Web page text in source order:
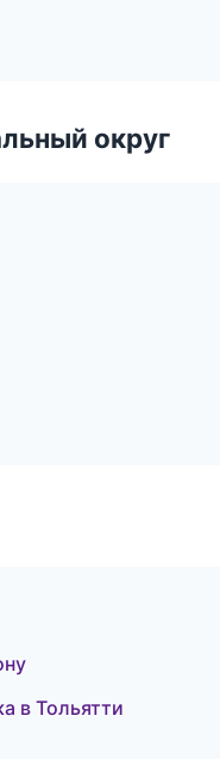
округ
в Тольятти